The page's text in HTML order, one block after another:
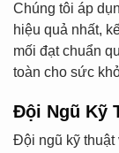
Chúng tôi áp
hiệu quả nhất,
mối đạt chuẩn
toàn cho sức
Đội Ngũ Kỹ
Đội ngũ kỹ thuật